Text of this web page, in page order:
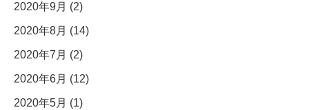
2020年9月 (2)
2020年8月 (14)
2020年7月 (2)
2020年6月 (12)
2020年5月 (1)